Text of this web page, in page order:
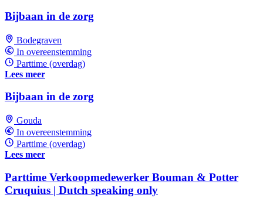
Bijbaan in de zorg
Bodegraven
In overeenstemming
Parttime (overdag)
Lees meer
Bijbaan in de zorg
Gouda
In overeenstemming
Parttime (overdag)
Lees meer
Parttime Verkoopmedewerker Bouman & Potter
Cruquius | Dutch speaking only